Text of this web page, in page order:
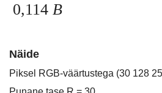
0,114 B
Näide
Piksel RGB-väärtustega (30 128